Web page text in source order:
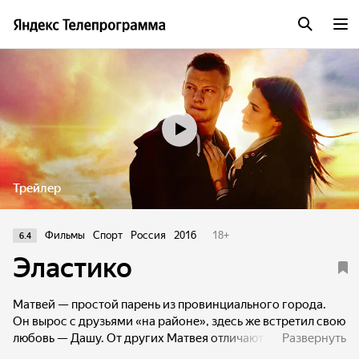
Трейлер
6.4 Фильмы Спорт Россия 2016 18+
Эластико
Матвей — простой парень из провинциального города.
Он вырос с друзьями «на районе», здесь же встретил свою
любовь — Дашу. От других Матвея отличают уникальные
Развернуть